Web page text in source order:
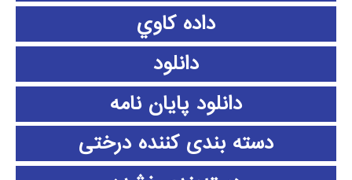
داده كاوي
دانلود
دانلود پايان نامه
دسته بندی کننده درختی